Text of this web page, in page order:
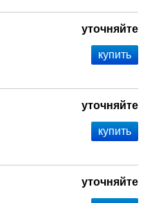
уточняйте
уточняйте
уточняйте